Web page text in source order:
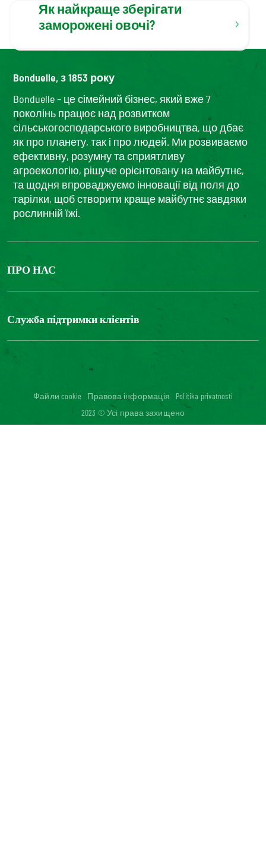
Як найкраще зберігати
заморожені овочі?
Bonduelle, з 1853 року
Bonduelle – це сімейний бізнес, який вже 7
поколінь працює над розвитком
сільськогосподарського виробництва, що дбає
як про планету, так і про людей. Ми розвиваємо
ефективну, розумну та сприятливу
агроекологію, рішуче орієнтовану на майбутнє,
та щодня впроваджуємо інновації від поля до
тарілки, щоб створити краще майбутнє завдяки
рослинній їжі.
ПРО НАС
The Bonduelle group
Служба підтримки клієнтів
Зв'яжіться з нами
Цифрова доступність: невідповідність
Файли cookie Правова інформація
Politika privatnosti
2023 © Усі права захищено